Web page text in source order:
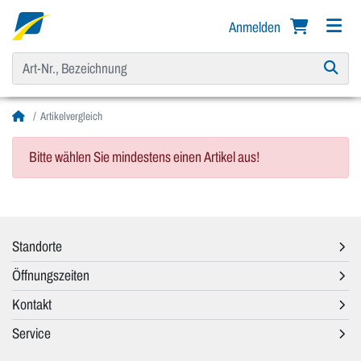
Anmelden
Artikelvergleich
Bitte wählen Sie mindestens einen Artikel aus!
Standorte
Öffnungszeiten
Kontakt
Service